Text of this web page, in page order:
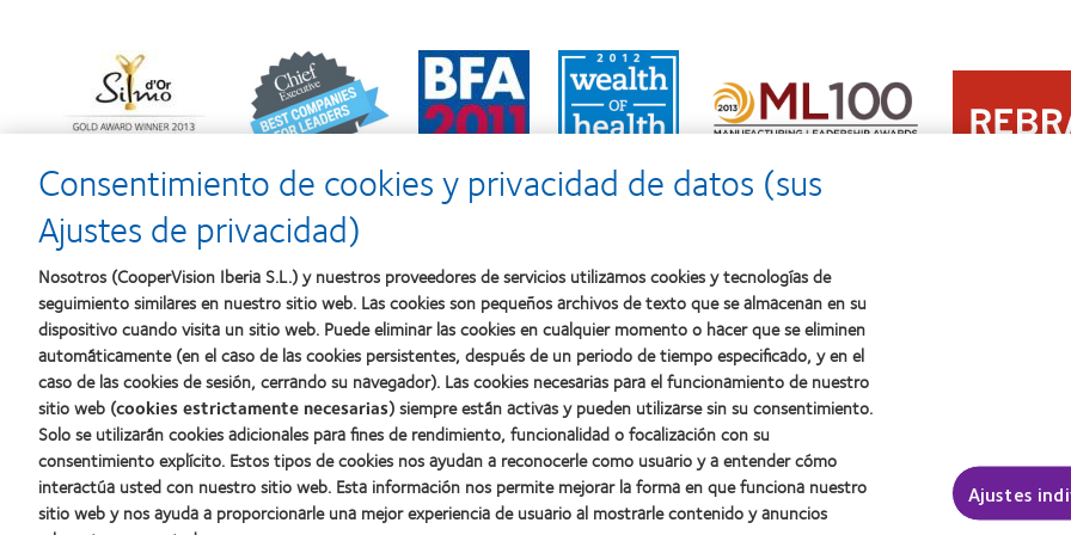
about
Premio
al
producto
con
MyDay™
Learn
more
about
2012
2010:
Mejor
empresa
para
el
desarrollo
del
liderazgo
Learn
more
about
2011:
la
mejor
Learn
more
about
2011:
a
la
Learn
more
about
Premio
Manufacturing
100)
(2012)
Learn
more
about
2012
Nuestros productos
Encuentre su lente
Tecnología para lentes de contacto
Sobre nosotros
Carreras
Noticias
Contacto
Legal
Aviso Legal
Aviso de cookies
Consentimiento de cookies y privacidad de datos (sus
Ajustes de privacidad)
Nosotros (CooperVision Iberia S.L.) y nuestros proveedores de servicios utilizamos cookies y tecnologías de
seguimiento similares en nuestro sitio web. Las cookies son pequeños archivos de texto que se almacenan en su
dispositivo cuando visita un sitio web. Puede eliminar las cookies en cualquier momento o hacer que se eliminen
automáticamente (en el caso de las cookies persistentes, después de un periodo de tiempo especificado, y en el
caso de las cookies de sesión, cerrando su navegador). Las cookies necesarias para el funcionamiento de nuestro
sitio web (cookies estrictamente necesarias) siempre están activas y pueden utilizarse sin su consentimiento.
Solo se utilizarán cookies adicionales para fines de rendimiento, funcionalidad o focalización con su
consentimiento explícito. Estos tipos de cookies nos ayudan a reconocerle como usuario y a entender cómo
interactúa usted con nuestro sitio web. Esta información nos permite mejorar la forma en que funciona nuestro
sitio web y nos ayuda a proporcionarle una mejor experiencia de usuario al mostrarle contenido y anuncios
Ajustes